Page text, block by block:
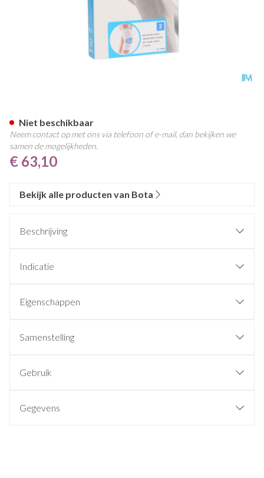
€ 63,10
Niet beschikbaar
Neem contact op met ons via telefoon of e-mail, dan bekijken we
samen de mogelijkheden.
Bekijk alle producten van Bota
Beschrijving
Indicatie
Eigenschappen
Samenstelling
Gebruik
Gegevens